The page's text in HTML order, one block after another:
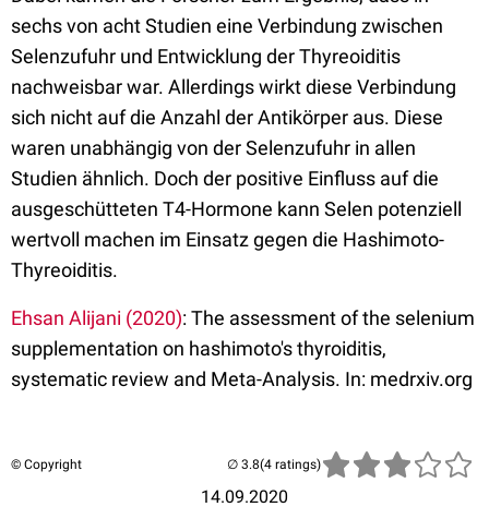
sechs von acht Studien eine Verbindung zwischen
Selenzufuhr und Entwicklung der Thyreoiditis
nachweisbar war. Allerdings wirkt diese Verbindung
sich nicht auf die Anzahl der Antikörper aus. Diese
waren unabhängig von der Selenzufuhr in allen
Studien ähnlich. Doch der positive Einfluss auf die
ausgeschütteten T4-Hormone kann Selen potenziell
wertvoll machen im Einsatz gegen die Hashimoto-
Thyreoiditis.
Ehsan Alijani (2020): The assessment of the selenium
supplementation on hashimoto's thyroiditis,
systematic review and Meta-Analysis. In: medrxiv.org
© Copyright
14.09.2020
(4 ratings)